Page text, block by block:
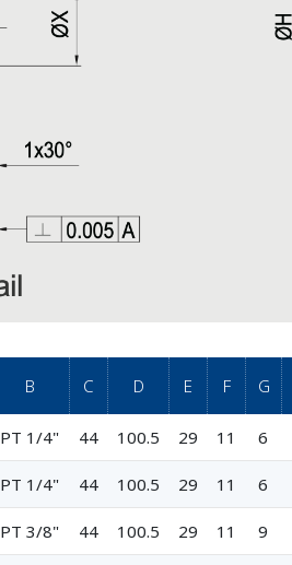
B C D E F G
PT 1/4" 44 100.5 29 11 6
PT 1/4" 44 100.5 29 11 6
PT 3/8" 44 100.5 29 11 9